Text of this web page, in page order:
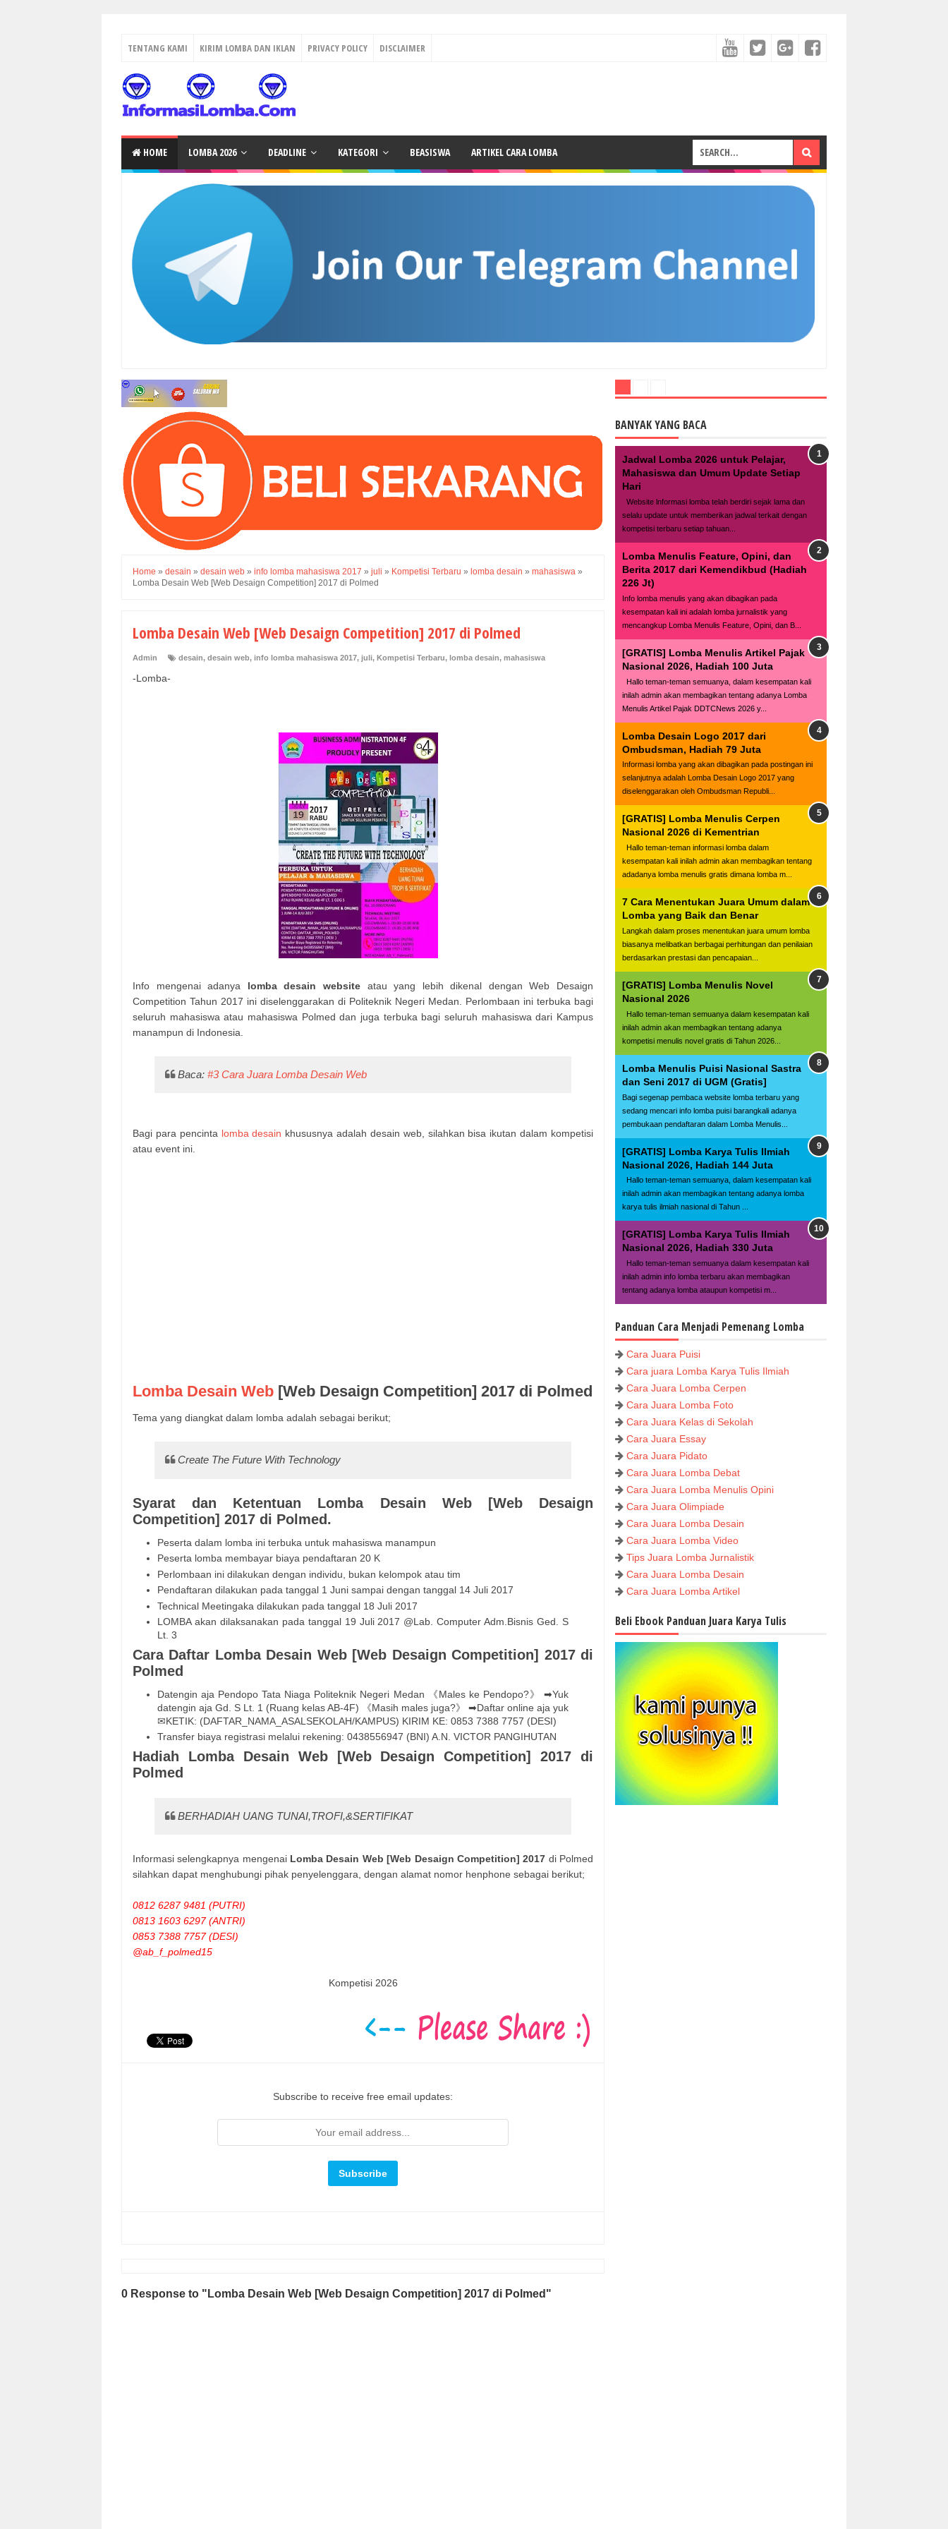
TENTANG KAMI KIRIM LOMBA DAN IKLAN PRIVACY POLICY DISCLAIMER
HOME LOMBA 2026 DEADLINE KATEGORI BEASISWA ARTIKEL CARA LOMBA
Home » desain » desain web » info lomba mahasiswa 2017 » juli » Kompetisi Terbaru » lomba desain » mahasiswa »
Lomba Desain Web [Web Desaign Competition] 2017 di Polmed
Lomba Desain Web [Web Desaign Competition] 2017 di Polmed
Admin desain, desain web, info lomba mahasiswa 2017, juli, Kompetisi Terbaru, lomba desain, mahasiswa
-Lomba-
Info mengenai adanya lomba desain websiteatau yang lebih dikenal dengan Web Desaign
Competition Tahun 2017 ini diselenggarakan di Politeknik Negeri Medan. Perlombaan ini terbuka bagi
seluruh mahasiswa atau mahasiswa Polmed dan juga terbuka bagi seluruh mahasiswa dari Kampus
manampun di Indonesia.
Baca:#3 Cara Juara Lomba Desain Web
Bagi para pencinta lomba desain khususnya adalah desain web, silahkan bisa ikutan dalam kompetisi
atau event ini.
Lomba Desain Web [Web Desaign Competition] 2017 di Polmed
Tema yang diangkat dalam lomba adalah sebagai berikut;
Create The Future With Technology
Syarat dan Ketentuan Lomba Desain Web [Web Desaign
Competition] 2017 di Polmed.
Peserta dalam lomba ini terbuka untuk mahasiswa manampun
Peserta lomba membayar biaya pendaftaran 20 K
Perlombaan ini dilakukan dengan individu, bukan kelompok atau tim
Pendaftaran dilakukan pada tanggal 1 Juni sampai dengan tanggal 14 Juli 2017
Technical Meetingaka dilakukan pada tanggal 18 Juli 2017
LOMBA akan dilaksanakan pada tanggal 19 Juli 2017 @Lab. Computer Adm.Bisnis Ged. S
Lt. 3
Cara Daftar Lomba Desain Web [Web Desaign Competition] 2017 di
Polmed
Datengin aja Pendopo Tata Niaga Politeknik Negeri Medan 《Males ke Pendopo?》 ➡Yuk
datengin aja Gd. S Lt. 1 (Ruang kelas AB-4F) 《Masih males juga?》 ➡Daftar online aja yuk
✉KETIK: (DAFTAR_NAMA_ASALSEKOLAH/KAMPUS) KIRIM KE: 0853 7388 7757 (DESI)
Transfer biaya registrasi melalui rekening: 0438556947 (BNI) A.N. VICTOR PANGIHUTAN
Hadiah Lomba Desain Web [Web Desaign Competition] 2017 di
Polmed
BERHADIAH UANG TUNAI,TROFI,&SERTIFIKAT
Informasi selengkapnya mengenai Lomba Desain Web [Web Desaign Competition] 2017 di Polmed
silahkan dapat menghubungi pihak penyelenggara, dengan alamat nomor henphone sebagai berikut;
0812 6287 9481 (PUTRI)
0813 1603 6297 (ANTRI)
0853 7388 7757 (DESI)
@ab_f_polmed15
Kompetisi 2026
Subscribe to receive free email updates:
0 Response to "Lomba Desain Web [Web Desaign Competition] 2017 di Polmed"
BANYAK YANG BACA
Jadwal Lomba 2026 untuk Pelajar,
Mahasiswa dan Umum Update Setiap
Hari
Website lnformasi lomba telah berdiri sejak lama dan
selalu update untuk memberikan jadwal terkait dengan
kompetisi terbaru setiap tahuan...
Lomba Menulis Feature, Opini, dan
Berita 2017 dari Kemendikbud (Hadiah
226 Jt)
Info lomba menulis yang akan dibagikan pada
kesempatan kali ini adalah lomba jurnalistik yang
mencangkup Lomba Menulis Feature, Opini, dan B...
[GRATIS] Lomba Menulis Artikel Pajak
Nasional 2026, Hadiah 100 Juta
Hallo teman-teman semuanya, dalam kesempatan kali
inilah admin akan membagikan tentang adanya Lomba
Menulis Artikel Pajak DDTCNews 2026 y...
Lomba Desain Logo 2017 dari
Ombudsman, Hadiah 79 Juta
Informasi lomba yang akan dibagikan pada postingan ini
selanjutnya adalah Lomba Desain Logo 2017 yang
diselenggarakan oleh Ombudsman Republi...
[GRATIS] Lomba Menulis Cerpen
Nasional 2026 di Kementrian
Hallo teman-teman informasi lomba dalam
kesempatan kali inilah admin akan membagikan tentang
adadanya lomba menulis gratis dimana lomba m...
7 Cara Menentukan Juara Umum dalam
Lomba yang Baik dan Benar
Langkah dalam proses menentukan juara umum lomba
biasanya melibatkan berbagai perhitungan dan penilaian
berdasarkan prestasi dan pencapaian...
[GRATIS] Lomba Menulis Novel
Nasional 2026
Hallo teman-teman semuanya dalam kesempatan kali
inilah admin akan membagikan tentang adanya
kompetisi menulis novel gratis di Tahun 2026...
Lomba Menulis Puisi Nasional Sastra
dan Seni 2017 di UGM (Gratis]
Bagi segenap pembaca website lomba terbaru yang
sedang mencari info lomba puisi barangkali adanya
pembukaan pendaftaran dalam Lomba Menulis...
[GRATIS] Lomba Karya Tulis Ilmiah
Nasional 2026, Hadiah 144 Juta
Hallo teman-teman semuanya, dalam kesempatan kali
inilah admin akan membagikan tentang adanya lomba
karya tulis ilmiah nasional di Tahun ...
[GRATIS] Lomba Karya Tulis Ilmiah
Nasional 2026, Hadiah 330 Juta
Hallo teman-teman semuanya dalam kesempatan kali
inilah admin info lomba terbaru akan membagikan
tentang adanya lomba ataupun kompetisi m...
Panduan Cara Menjadi Pemenang Lomba
Cara Juara Puisi
Cara juara Lomba Karya Tulis Ilmiah
Cara Juara Lomba Cerpen
Cara Juara Lomba Foto
Cara Juara Kelas di Sekolah
Cara Juara Essay
Cara Juara Pidato
Cara Juara Lomba Debat
Cara Juara Lomba Menulis Opini
Cara Juara Olimpiade
Cara Juara Lomba Desain
Cara Juara Lomba Video
Tips Juara Lomba Jurnalistik
Cara Juara Lomba Desain
Cara Juara Lomba Artikel
Beli Ebook Panduan Juara Karya Tulis